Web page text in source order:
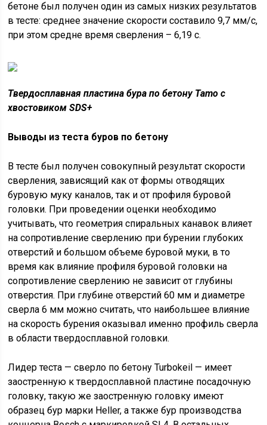
бетоне был получен один из самых низких результатов
в тесте: среднее значение скорости составило 9,7 мм/с,
при этом средне время сверления – 6,19 с.
Твердосплавная пластина бура по бетону Tamo с
хвостовиком SDS+
Выводы из теста буров по бетону
В тесте был получен совокупный результат скорости
сверления, зависящий как от формы отводящих
буровую муку каналов, так и от профиля буровой
головки. При проведении оценки необходимо
учитывать, что геометрия спиральных канавок влияет
на сопротивление сверлению при бурении глубоких
отверстий и большом объеме буровой муки, в то
время как влияние профиля буровой головки на
сопротивление сверлению не зависит от глубины
отверстия. При глубине отверстий 60 мм и диаметре
сверла 6 мм можно считать, что наибольшее влияние
на скорость бурения оказывал именно профиль сверла
в области твердосплавной головки.
Лидер теста — сверло по бетону Turbokeil — имеет
заостренную к твердосплавной пластине посадочную
головку, такую же заостренную головку имеют
образец бур марки Heller, а также бур производства